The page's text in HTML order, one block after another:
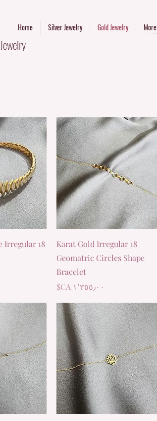
Home Silver Jewelry Gold Jewelry More
العرض السريع
18 Karat Gold Irregular
Geomatric Circles Shape
Bracelet
السعر
Irregular